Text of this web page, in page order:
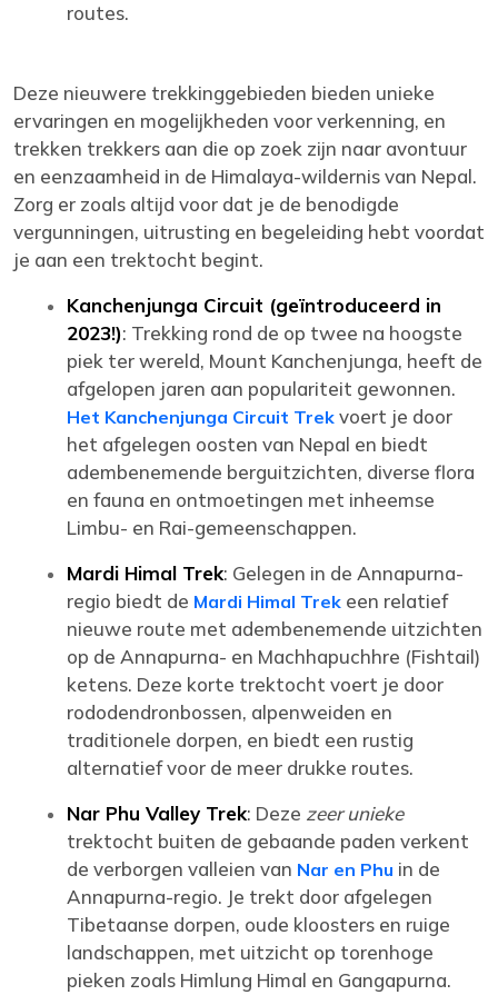
routes.
Deze nieuwere trekkinggebieden bieden unieke
ervaringen en mogelijkheden voor verkenning, en
trekken trekkers aan die op zoek zijn naar avontuur
en eenzaamheid in de Himalaya-wildernis van Nepal.
Zorg er zoals altijd voor dat je de benodigde
vergunningen, uitrusting en begeleiding hebt voordat
je aan een trektocht begint.
Kanchenjunga Circuit (geïntroduceerd in
2023!): Trekking rond de op twee na hoogste
piek ter wereld, Mount Kanchenjunga, heeft de
afgelopen jaren aan populariteit gewonnen.
Het Kanchenjunga Circuit Trek voert je door
het afgelegen oosten van Nepal en biedt
adembenemende berguitzichten, diverse flora
en fauna en ontmoetingen met inheemse
Limbu- en Rai-gemeenschappen.
Mardi Himal Trek: Gelegen in de Annapurna-
regio biedt de Mardi Himal Trek een relatief
nieuwe route met adembenemende uitzichten
op de Annapurna- en Machhapuchhre (Fishtail)
ketens. Deze korte trektocht voert je door
rododendronbossen, alpenweiden en
traditionele dorpen, en biedt een rustig
alternatief voor de meer drukke routes.
Nar Phu Valley Trek: Deze zeer unieke
trektocht buiten de gebaande paden verkent
de verborgen valleien van Nar en Phu in de
Annapurna-regio. Je trekt door afgelegen
Tibetaanse dorpen, oude kloosters en ruige
landschappen, met uitzicht op torenhoge
pieken zoals Himlung Himal en Gangapurna.